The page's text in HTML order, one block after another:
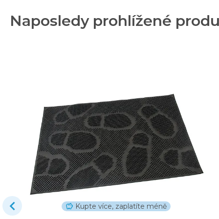
Naposledy prohlížené
Kupte více, zaplatíte méně